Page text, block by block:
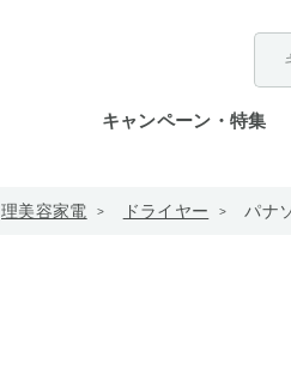
キャンペーン・特集
理美容家電 ドライヤー パナ